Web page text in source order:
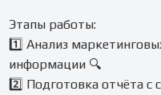
Этапы работы:
1️⃣ Анализ
информации 🔍
2️⃣ Подготовка отчёта